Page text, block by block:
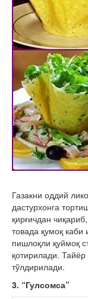
Газакни оддий
дастурхонга
қирғичдан
товада қумоқ каби
пишлоқли қуймоқ
қотирилади. Тайёр
тўлдирилади.
3. “Гулсомса”